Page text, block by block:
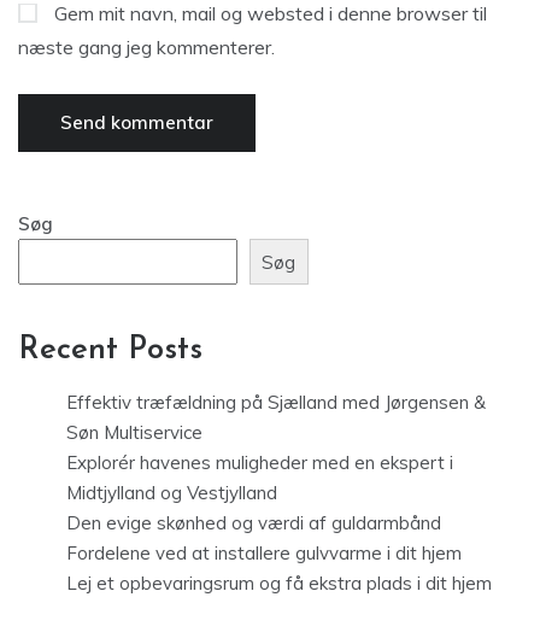
Gem mit navn, mail og websted i denne browser til
næste gang jeg kommenterer.
Søg
Søg
Recent Posts
Effektiv træfældning på Sjælland med Jørgensen &
Søn Multiservice
Explorér havenes muligheder med en ekspert i
Midtjylland og Vestjylland
Den evige skønhed og værdi af guldarmbånd
Fordelene ved at installere gulvvarme i dit hjem
Lej et opbevaringsrum og få ekstra plads i dit hjem